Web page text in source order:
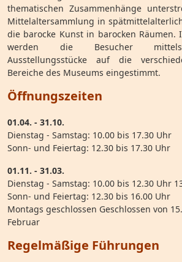
thematischen Zusammenhänge
Mittelaltersammlung in
die barocke Kunst in barocken Räumen.
werden die Besucher mittels
Ausstellungsstücke auf die
Bereiche des Museums eingestimmt.
Öffnungszeiten
01.04. - 31.10.
Dienstag - Samstag: 10.00 bis 17.30 Uhr
Sonn- und Feiertag: 12.30 bis 17.30 Uhr
01.11. - 31.03.
Dienstag - Samstag: 10.00 bis 12.30 Uhr
Sonn- und Feiertag: 12.30 bis 16.00 Uhr
Montags geschlossen Geschlossen von
Februar
Regelmäßige Führungen